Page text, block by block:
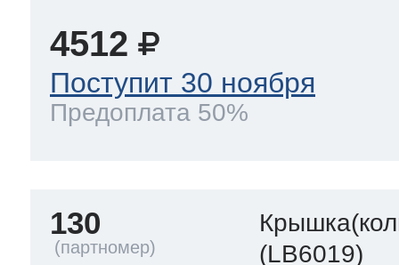
4512
Поступит 30 ноября
Предоплата 50%
130
(LB6019)